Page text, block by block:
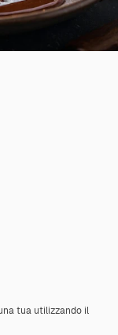
tua utilizzando il